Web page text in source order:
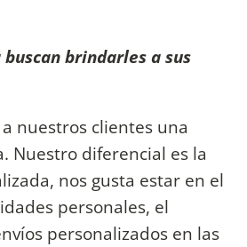
brindarles a sus
nuestros clientes una
Nuestro diferencial es la
nos gusta estar en el
personales, el
personalizados en las